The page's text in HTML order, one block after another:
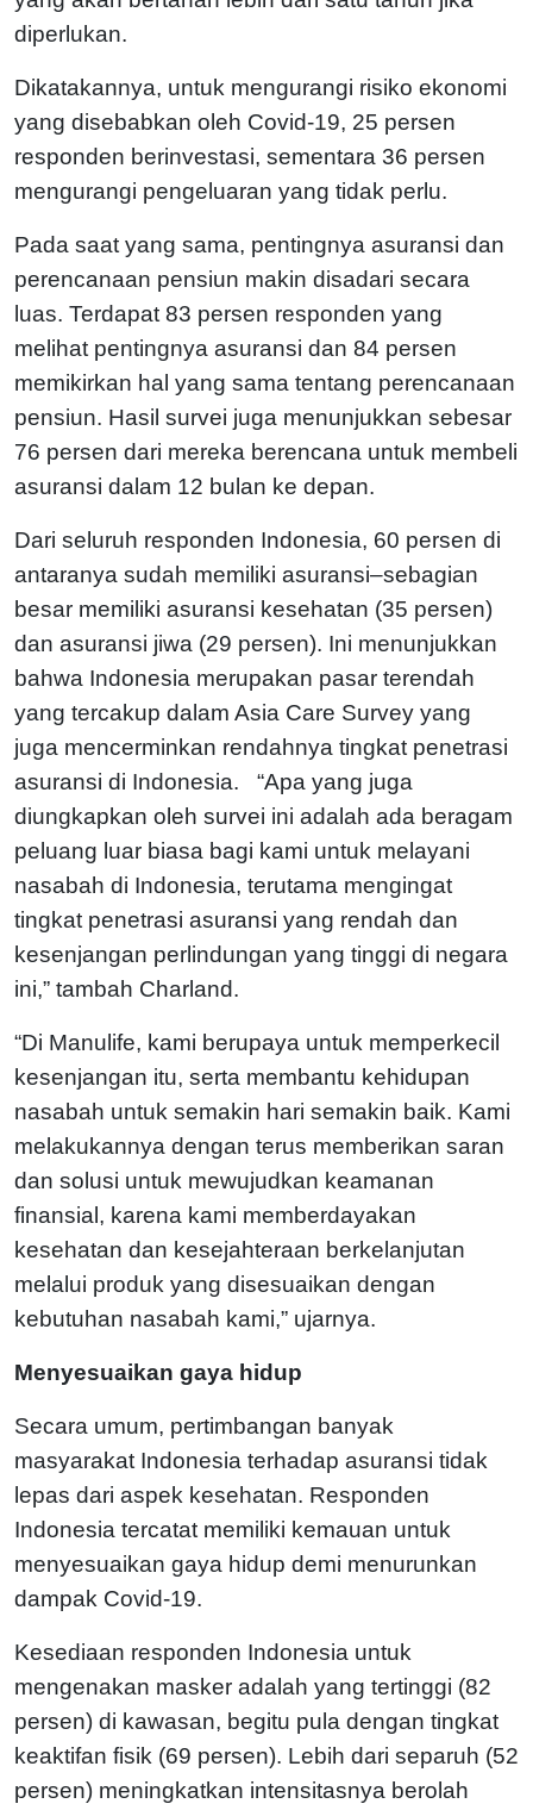
diperlukan.
Dikatakannya, untuk mengurangi risiko ekonomi
yang disebabkan oleh Covid-19, 25 persen
responden berinvestasi, sementara 36 persen
mengurangi pengeluaran yang tidak perlu.
Pada saat yang sama, pentingnya asuransi dan
perencanaan pensiun makin disadari secara
luas. Terdapat 83 persen responden yang
melihat pentingnya asuransi dan 84 persen
memikirkan hal yang sama tentang perencanaan
pensiun. Hasil survei juga menunjukkan sebesar
76 persen dari mereka berencana untuk membeli
asuransi dalam 12 bulan ke depan.
Dari seluruh responden Indonesia, 60 persen di
antaranya sudah memiliki asuransi–sebagian
besar memiliki asuransi kesehatan (35 persen)
dan asuransi jiwa (29 persen). Ini menunjukkan
bahwa Indonesia merupakan pasar terendah
yang tercakup dalam Asia Care Survey yang
juga mencerminkan rendahnya tingkat penetrasi
asuransi di Indonesia. “Apa yang juga
diungkapkan oleh survei ini adalah ada beragam
peluang luar biasa bagi kami untuk melayani
nasabah di Indonesia, terutama mengingat
tingkat penetrasi asuransi yang rendah dan
kesenjangan perlindungan yang tinggi di negara
ini,” tambah Charland.
“Di Manulife, kami berupaya untuk memperkecil
kesenjangan itu, serta membantu kehidupan
nasabah untuk semakin hari semakin baik. Kami
melakukannya dengan terus memberikan saran
dan solusi untuk mewujudkan keamanan
finansial, karena kami memberdayakan
kesehatan dan kesejahteraan berkelanjutan
melalui produk yang disesuaikan dengan
kebutuhan nasabah kami,” ujarnya.
Menyesuaikan gaya hidup
Secara umum, pertimbangan banyak
masyarakat Indonesia terhadap asuransi tidak
lepas dari aspek kesehatan. Responden
Indonesia tercatat memiliki kemauan untuk
menyesuaikan gaya hidup demi menurunkan
dampak Covid-19.
Kesediaan responden Indonesia untuk
mengenakan masker adalah yang tertinggi (82
persen) di kawasan, begitu pula dengan tingkat
keaktifan fisik (69 persen). Lebih dari separuh (52
persen) meningkatkan intensitasnya berolah